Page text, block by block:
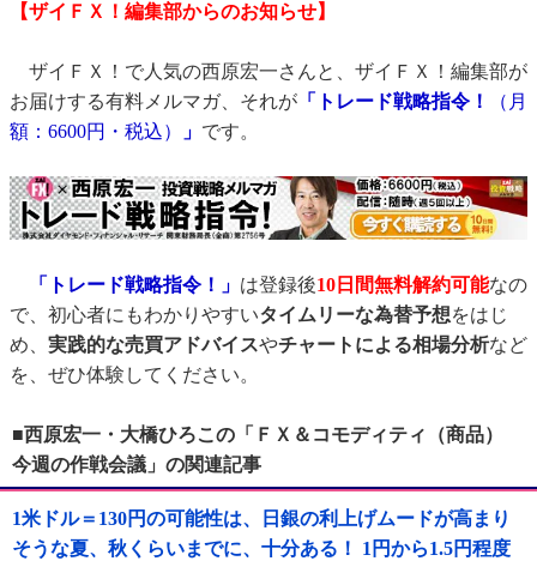
【ザイＦＸ！編集部からのお知らせ】
ザイＦＸ！で人気の西原宏一さんと、ザイＦＸ！編集部が
お届けする有料メルマガ、それが 「トレード戦略指令！
（月
額：6600円・税込）
」 です。
「トレード戦略指令！」 は登録後10日間無料解約可能なの
で、初心者にもわかりやすいタイムリーな為替予想をはじ
め、 実践的な売買アドバイスやチャートによる相場分析など
を、ぜひ体験してください。
■西原宏一・大橋ひろこの「ＦＸ＆コモディティ（商品）
今週の作戦会議」の関連記事
1米ドル＝130円の可能性は、日銀の利上げムードが高まり
そうな夏、秋くらいまでに、十分ある！ 1円から1.5円程度